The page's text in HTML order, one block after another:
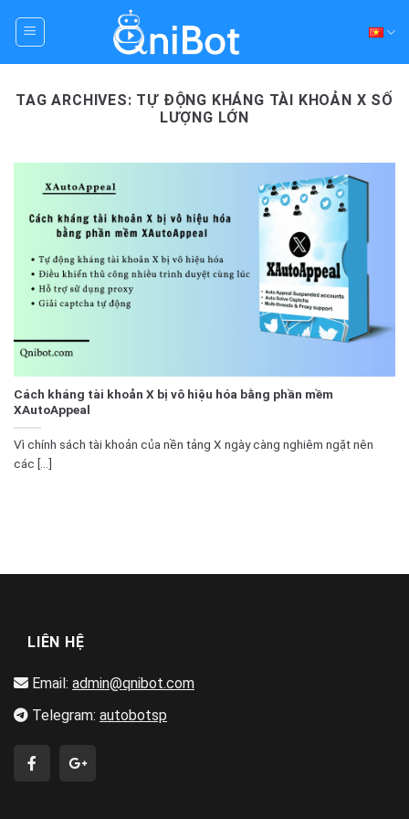
TAG ARCHIVES: TỰ ĐỘNG KHÁNG TÀI KHOẢN X SỐ
LƯỢNG LỚN
Cách kháng tài khoản X bị vô hiệu hóa bằng phần mềm
XAutoAppeal
Vì chính sách tài khoản của nền tảng X ngày càng nghiêm ngặt nên
các [...]
LIÊN HỆ
Email: admin@qnibot.com
Telegram: autobotsp